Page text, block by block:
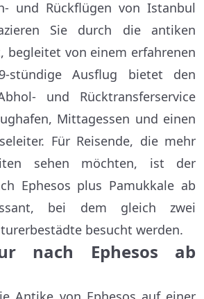
und Rückflügen von Istanbul
Sie durch die antiken
begleitet von einem erfahrenen
stündige Ausflug bietet den
und Rücktransferservice
Mittagessen und einen
Für Reisende, die mehr
sehen möchten, ist der
Ephesos plus Pamukkale ab
bei dem gleich zwei
besucht werden.
nach Ephesos ab